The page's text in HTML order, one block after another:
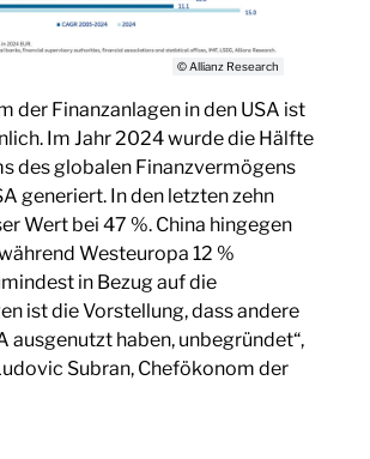
© Allianz Research
der Finanzanlagen in den USA ist
Im Jahr 2024 wurde die Hälfte
des globalen Finanzvermögens
generiert. In den letzten zehn
Wert bei 47 %. China hingegen
Westeuropa 12 %
in Bezug auf die
ist die Vorstellung, dass andere
ausgenutzt haben, unbegründet“,
Subran, Chefökonom der